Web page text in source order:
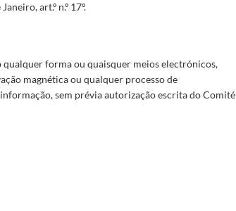
art.º n.º 17º.
forma ou quaisquer meios electrónicos,
magnética ou qualquer processo de
sem prévia autorização escrita do Comité